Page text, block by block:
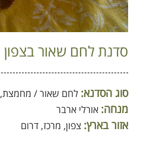
סדנת לחם שאור בצפון
סוג הסדנא: לחם שאור / מחמצת,
מנחה: אורלי ארבר
אזור בארץ: צפון, מרכז, דרום